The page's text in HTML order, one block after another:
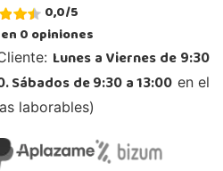
0,0/5
0opiniones
Lunes a Viernes de 9:30
Sábados de 9:30 a 13:00 en el
laborables)